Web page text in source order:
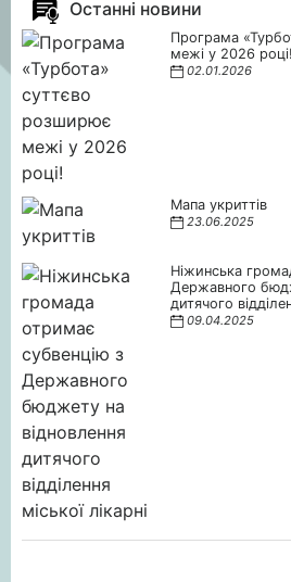
Останні новини
Програма
межі у 2026 році!
02.01.2026
Мапа укриттів
23.06.2025
Ніжинська
Державного
дитячого
09.04.2025